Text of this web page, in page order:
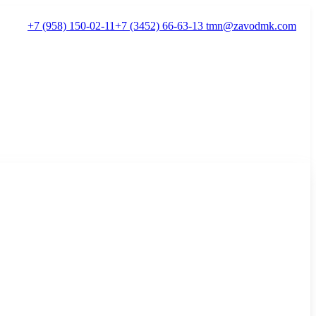
+7 (958) 150-02-11+7 (3452) 66-63-13 tmn@zavodmk.com